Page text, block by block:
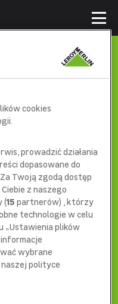
cookies
prowadzić działania
dopasowane do
Twoją zgodą dostęp
z naszego
(15 partnerów) , którzy
technologie w celu
„Ustawienia plików
wybrane
polityce